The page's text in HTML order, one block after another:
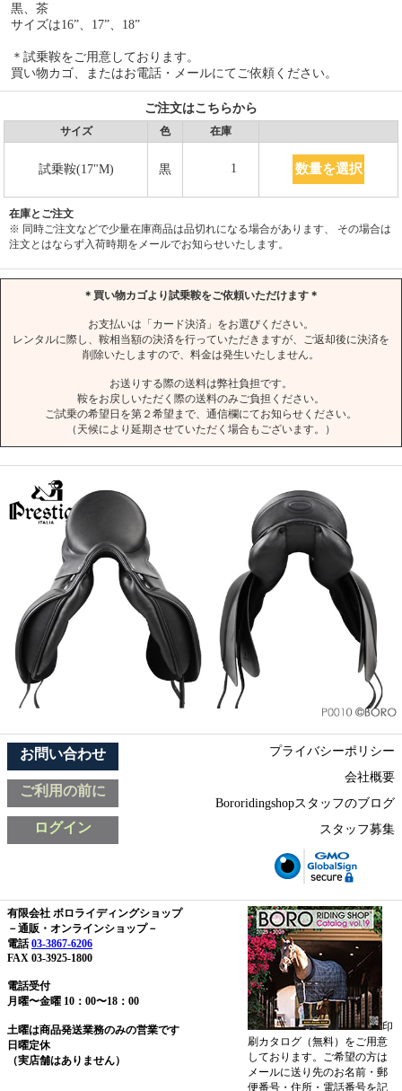
黒、茶
サイズは16”、17”、18”
＊試乗鞍をご用意しております。
買い物カゴ、またはお電話・メールにてご依頼ください。
ご注文はこちらから
サイズ 色 在庫
試乗鞍(17"M) 黒 1 数量を選択
在庫とご注文
※ 同時ご注文などで少量在庫商品は品切れになる場合があります、 その場合は
注文とはならず入荷時期をメールでお知らせいたします。
＊買い物カゴより試乗鞍をご依頼いただけます＊
お支払いは「カード決済」をお選びください。
レンタルに際し、鞍相当額の決済を行っていただきますが、ご返却後に決済を
削除いたしますので、料金は発生いたしません。
お送りする際の送料は弊社負担です。
鞍をお戻しいただく際の送料のみご負担ください。
ご試乗の希望日を第２希望まで、通信欄にてお知らせください。
（天候により延期させていただく場合もございます。）
お問い合わせ
ご利用の前に
ログイン
プライバシーポリシー
会社概要
Bororidingshopスタッフのブログ
スタッフ募集
有限会社 ボロライディングショップ
－通販・オンラインショップ－
電話03-3867-6206
FAX 03-3925-1800
電話受付
月曜〜金曜 10：00〜18：00
土曜は商品発送業務のみの営業です
日曜定休
（実店舗はありません）
印
刷カタログ（無料）をご用意
しております。ご希望の方は
メールに送り先のお名前・郵
便番号・住所・電話番号を記